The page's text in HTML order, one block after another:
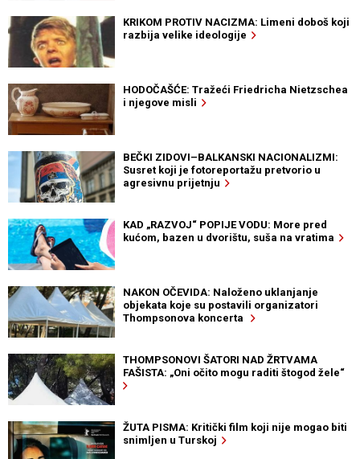
KRIKOM PROTIV NACIZMA: Limeni doboš koji
razbija velike ideologije
HODOČAŠĆE: Tražeći Friedricha Nietzschea
i njegove misli
BEČKI ZIDOVI–BALKANSKI NACIONALIZMI:
Susret koji je fotoreportažu pretvorio u
agresivnu prijetnju
KAD „RAZVOJ“ POPIJE VODU: More pred
kućom, bazen u dvorištu, suša na vratima
NAKON OČEVIDA: Naloženo uklanjanje
objekata koje su postavili organizatori
Thompsonova koncerta
THOMPSONOVI ŠATORI NAD ŽRTVAMA
FAŠISTA: „Oni očito mogu raditi štogod žele“
ŽUTA PISMA: Kritički film koji nije mogao biti
snimljen u Turskoj